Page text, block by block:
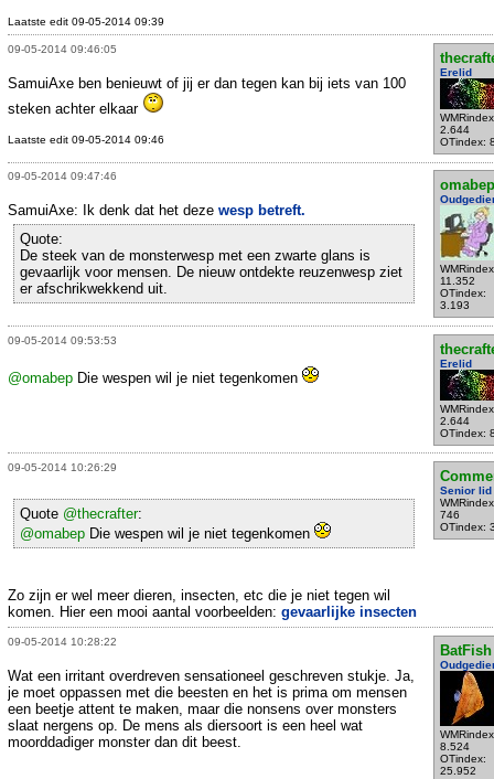
Laatste edit 09-05-2014 09:39
09-05-2014 09:46:05
Erelid
2.644
OTindex:
SamuiAxe ben benieuwt of jij er dan tegen kan bij iets van 100
steken achter elkaar
Laatste edit 09-05-2014 09:46
09-05-2014 09:47:46
omabep
11.352
OTindex:
3.193
SamuiAxe: Ik denk dat het deze wesp betreft.
Quote:
De steek van de monsterwesp met een zwarte glans is
gevaarlijk voor mensen. De nieuw ontdekte reuzenwesp ziet
er afschrikwekkend uit.
09-05-2014 09:53:53
Erelid
2.644
OTindex:
@omabep Die wespen wil je niet tegenkomen
09-05-2014 10:26:29
Senior lid
746
OTindex:
Quote @thecrafter:
@omabep Die wespen wil je niet tegenkomen
Zo zijn er wel meer dieren, insecten, etc die je niet tegen wil
komen. Hier een mooi aantal voorbeelden: gevaarlijke insecten
09-05-2014 10:28:22
BatFish
8.524
OTindex:
25.952
Wat een irritant overdreven sensationeel geschreven stukje. Ja,
je moet oppassen met die beesten en het is prima om mensen
een beetje attent te maken, maar die nonsens over monsters
slaat nergens op. De mens als diersoort is een heel wat
moorddadiger monster dan dit beest.